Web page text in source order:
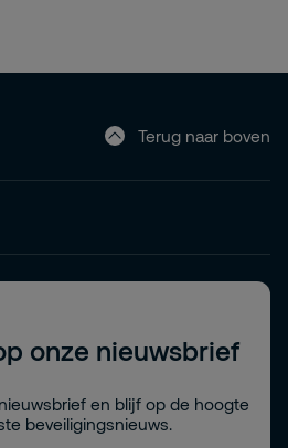
Terug naar boven
onze nieuwsbrief
en blijf op de hoogte
beveiligingsnieuws.